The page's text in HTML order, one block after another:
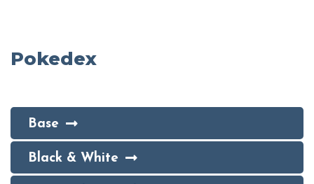
Pokedex
Base
Black & White